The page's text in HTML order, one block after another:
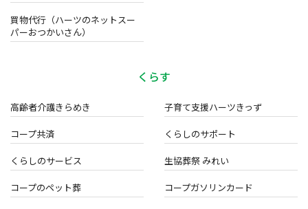
買物代行（ハーツのネットスー
パーおつかいさん）
くらす
高齢者介護きらめき 子育て支援ハーツきっず
コープ共済 くらしのサポート
くらしのサービス 生協葬祭 みれい
コープのペット葬 コープガソリンカード